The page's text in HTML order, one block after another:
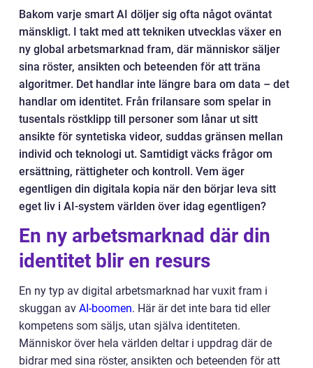
Bakom varje smart AI döljer sig ofta något oväntat
mänskligt. I takt med att tekniken utvecklas växer en
ny global arbetsmarknad fram, där människor säljer
sina röster, ansikten och beteenden för att träna
algoritmer. Det handlar inte längre bara om data – det
handlar om identitet. Från frilansare som spelar in
tusentals röstklipp till personer som lånar ut sitt
ansikte för syntetiska videor, suddas gränsen mellan
individ och teknologi ut. Samtidigt väcks frågor om
ersättning, rättigheter och kontroll. Vem äger
egentligen din digitala kopia när den börjar leva sitt
eget liv i AI-system världen över idag egentligen?
En ny arbetsmarknad där din
identitet blir en resurs
En ny typ av digital arbetsmarknad har vuxit fram i
skuggan av AI-boomen. Här är det inte bara tid eller
kompetens som säljs, utan själva identiteten.
Människor över hela världen deltar i uppdrag där de
bidrar med sina röster, ansikten och beteenden för att